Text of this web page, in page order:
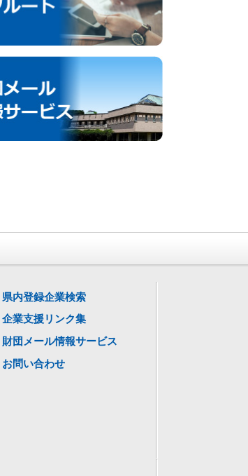
県内登録企業検索
企業支援リンク集
財団メール情報サービス
お問い合わせ